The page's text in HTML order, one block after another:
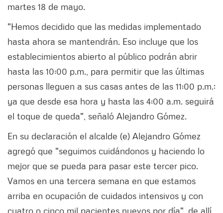
martes 18 de mayo.
"Hemos decidido que las medidas implementado
hasta ahora se mantendrán. Eso incluye que los
establecimientos abierto al público podrán abrir
hasta las 10:00 p.m., para permitir que las últimas
personas lleguen a sus casas antes de las 11:00 p.m.;
ya que desde esa hora y hasta las 4:00 a.m. seguirá
el toque de queda", señaló Alejandro Gómez.
En su declaración el alcalde (e) Alejandro Gómez
agregó que "seguimos cuidándonos y haciendo lo
mejor que se pueda para pasar este tercer pico.
Vamos en una tercera semana en que estamos
arriba en ocupación de cuidados intensivos y con
cuatro o cinco mil pacientes nuevos por día", de allí